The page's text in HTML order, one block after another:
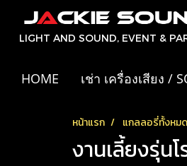
LIGHT AND SOUND, EVENT &
HOME เช่า เครื่องเสียง /
หน้าแรก แกลลอรี่ทั้งหมด
งานเลี้ยงรุ่น